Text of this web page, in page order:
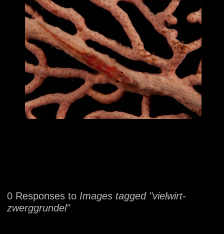
0 Responses to Images tagged "vielwirt-
zwerggrundel"